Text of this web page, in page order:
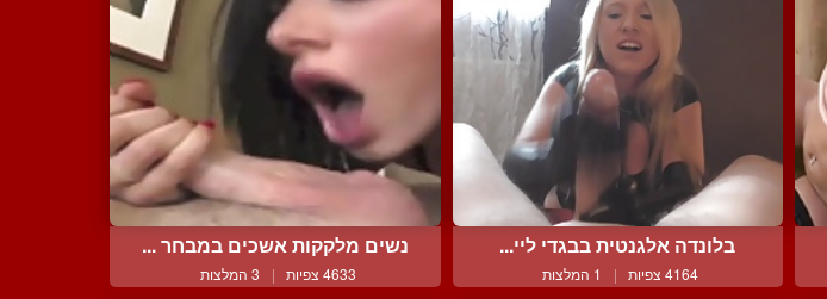
בלונדה אלגנטית בבגדי ליי...
4164 צפיות | 1 המלצות
נשים מלקקות אשכים במבחר ...
4633 צפיות | 3 המלצות